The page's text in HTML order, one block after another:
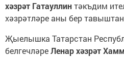
хәзрәт Гатауллинтәкъдим
хәзрәтләре аны бер
Җыелышка Татарстан
белгечләреЛенар хәзрәт